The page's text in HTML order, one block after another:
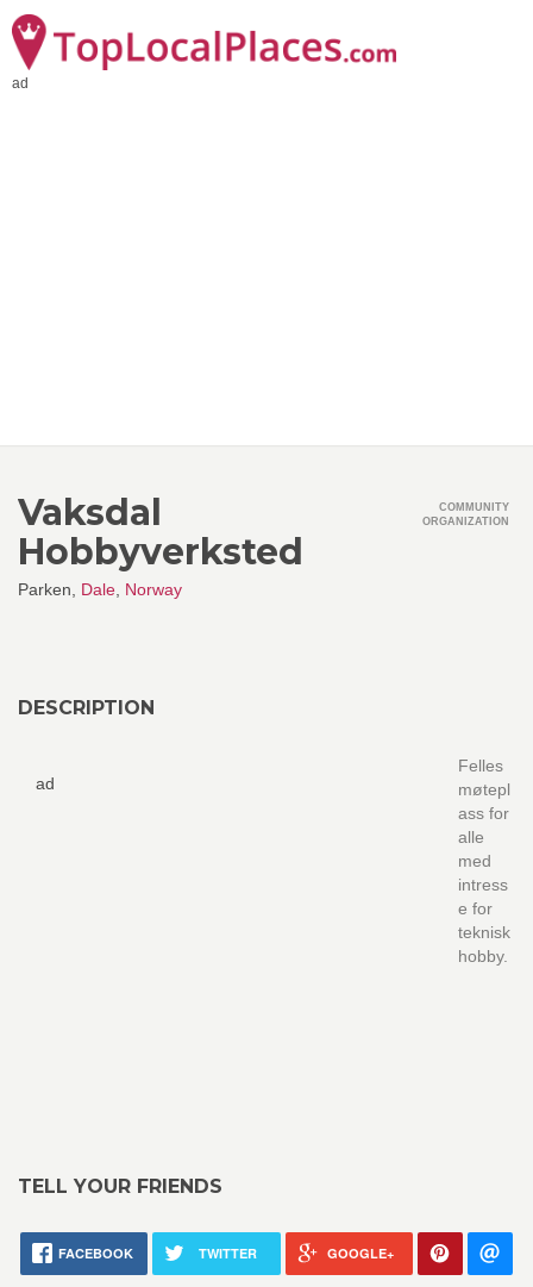
ad
Vaksdal
Hobbyverksted
Parken, Dale Norway
COMMUNITY
ORGANIZATION
DESCRIPTION
ad
Felles
møtepl
ass for
alle
med
intress
e for
teknisk
hobby.
TELL YOUR FRIENDS
FACEBOOK TWITTER GOOGLE+